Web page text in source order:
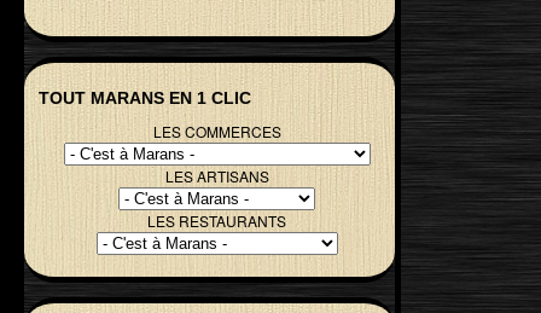
TOUT MARANS EN 1 CLIC
LES COMMERCES
LES ARTISANS
LES RESTAURANTS